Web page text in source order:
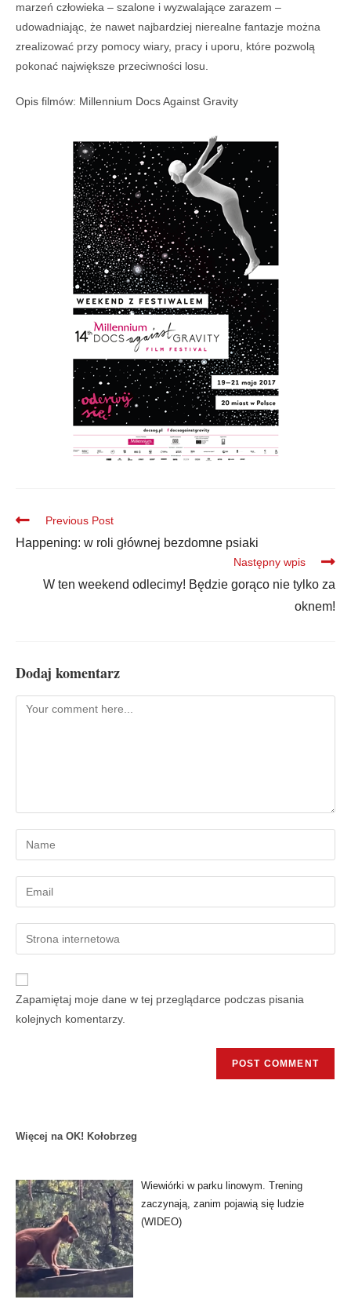
marzeń człowieka – szalone i wyzwalające zarazem –
udowadniając, że nawet najbardziej nierealne fantazje można
zrealizować przy pomocy wiary, pracy i uporu, które pozwolą
pokonać największe przeciwności losu.
Opis filmów: Millennium Docs Against Gravity
Previous Post
Happening: w roli głównej bezdomne psiaki
Następny wpis
W ten weekend odlecimy! Będzie gorąco nie tylko za
oknem!
Dodaj komentarz
Zapamiętaj moje dane w tej przeglądarce podczas pisania
kolejnych komentarzy.
Więcej na OK! Kołobrzeg
Wiewiórki w parku linowym. Trening
zaczynają, zanim pojawią się ludzie
(WIDEO)